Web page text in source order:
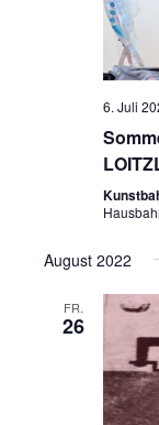
6. Juli
August 2022
FR.
26